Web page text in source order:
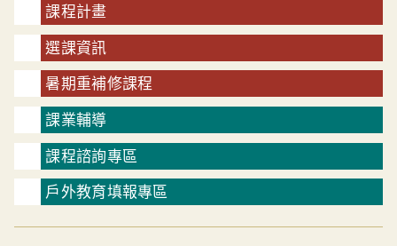
課程計畫
選課資訊
暑期重補修課程
課業輔導
課程諮詢專區
戶外教育填報專區